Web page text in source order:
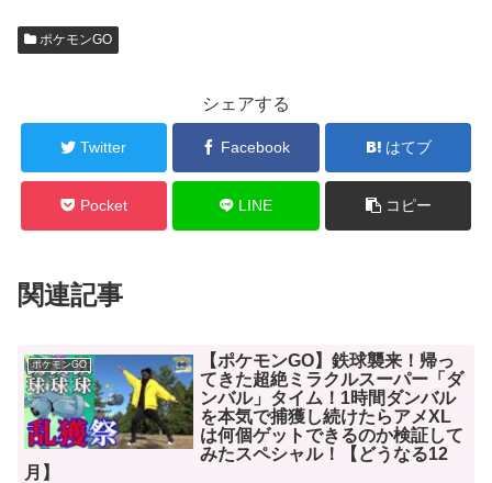
ポケモンGO
シェアする
Twitter Facebook はてブ
Pocket LINE コピー
関連記事
ポケモンGO
【ポケモンGO】鉄球襲来！帰っ
てきた超絶ミラクルスーパー「ダ
ンバル」タイム！1時間ダンバル
を本気で捕獲し続けたらアメXL
は何個ゲットできるのか検証して
みたスペシャル！【どうなる12
月】